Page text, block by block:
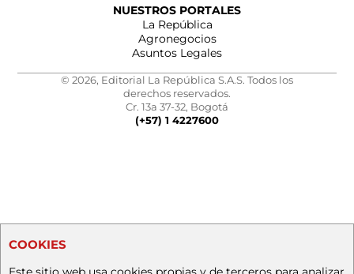
NUESTROS PORTALES
La República
Agronegocios
Asuntos Legales
© 2026, Editorial La República S.A.S. Todos los
derechos reservados.
Cr. 13a 37-32, Bogotá
(+57) 1 4227600
COOKIES